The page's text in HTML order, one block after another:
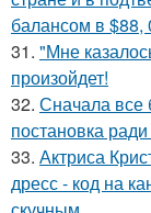
балансом в $88,
31. "Мне
произойдет!
32. Сначала все
постановка
33. Актриса
дресс - код на